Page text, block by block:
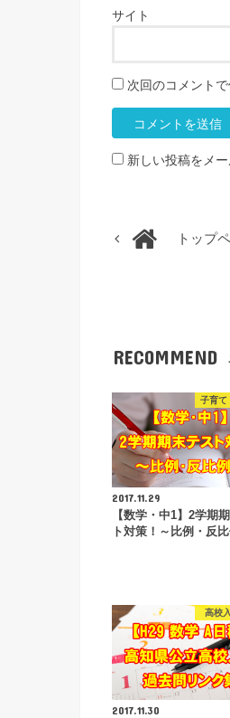
サイト
次回のコメント
新しい投稿をメ
トップ
RECOMMEND
子育て
2017.11.29
【数学・中1】2学期
ト対策！～比例・反
高校
2017.11.30